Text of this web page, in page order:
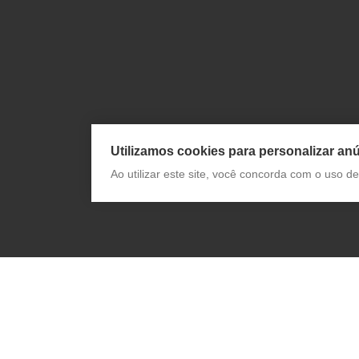
Utilizamos cookies para personalizar
Ao utilizar este site, você concorda com o uso